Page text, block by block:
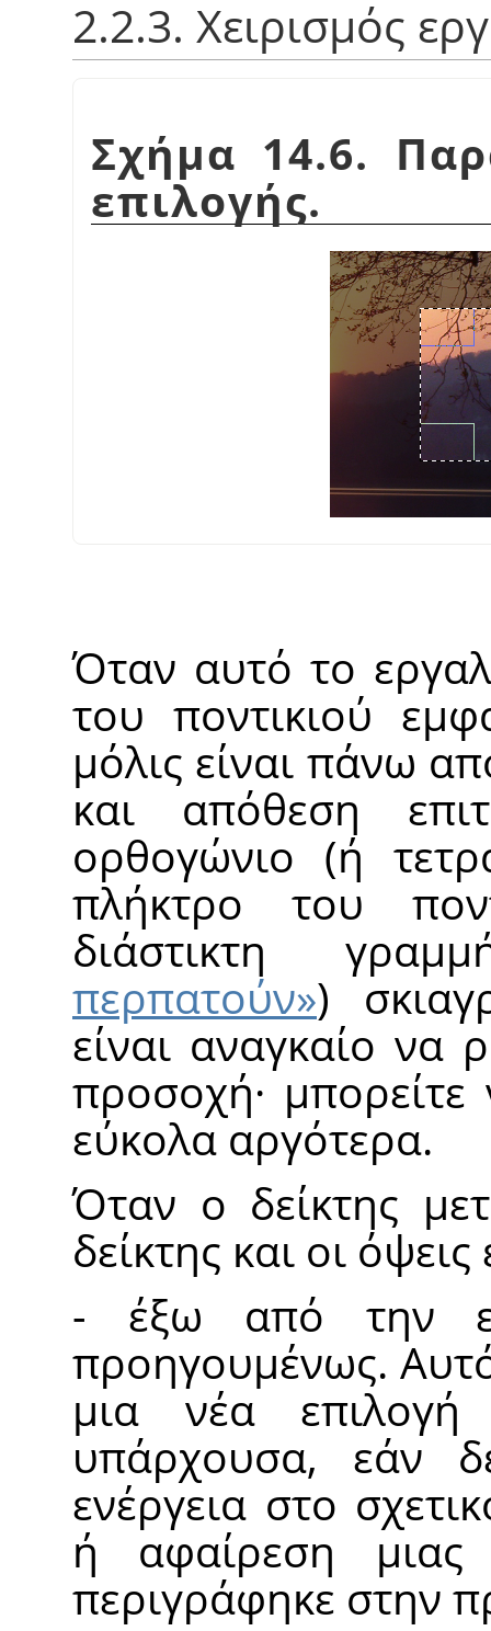
2.2.3. Χειρισμός
Σχήμα 14.6.
επιλογής.
Όταν αυτό το
του ποντικιού
μόλις είναι πάνω
και απόθεση
ορθογώνιο (ή
πλήκτρο του
διάστικτη
περπατούν»)
είναι αναγκαίο να
προσοχή·
εύκολα αργότερα.
Όταν ο δείκτης
δείκτης και οι
- έξω από την
προηγουμένως.
μια νέα
υπάρχουσα, εάν
ενέργεια στο
ή αφαίρεση μιας
περιγράφηκε στην